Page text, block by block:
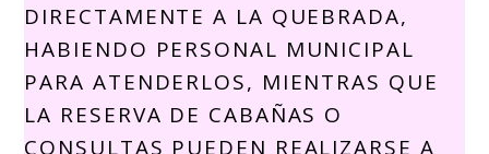
DIRECTAMENTE A LA QUEBRADA,
HABIENDO PERSONAL MUNICIPAL
PARA ATENDERLOS, MIENTRAS QUE
LA RESERVA DE CABAÑAS O
CONSULTAS PUEDEN REALIZARSE A